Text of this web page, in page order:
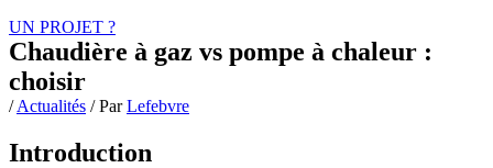
UN PROJET ?
Chaudière à gaz vs pompe à chaleur :
choisir
/Actualités / ParLefebvre
Introduction